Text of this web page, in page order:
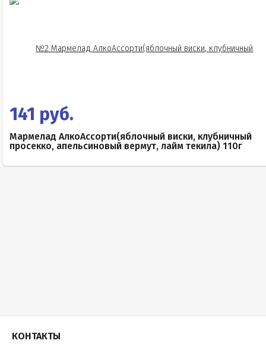
141 руб.
Мармелад АлкоАссорти(яблочный виски, клубничный
просекко, апельсиновый вермут, лайм текила) 110г
КОНТАКТЫ